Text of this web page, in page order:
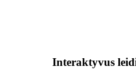
Interaktyvus